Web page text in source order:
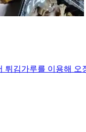
튀김가루를 이용해